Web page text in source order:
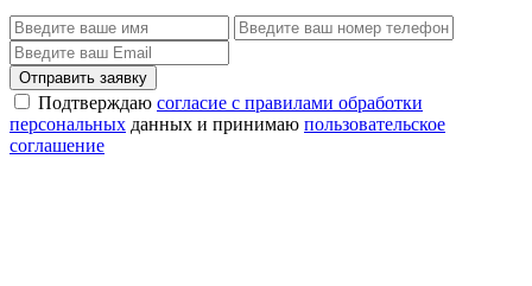
Отправить заявку
Подтверждаю согласие с правилами обработки
персональных данных и принимаю пользовательское
соглашение